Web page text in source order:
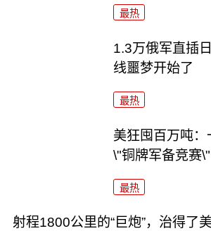
最热
1.3万俄军直插
线噩梦开始了
最热
美狂囤百万吨
\"铜牌军备竞赛\"
最热
射程1800公里的“巨炮”，治得了美